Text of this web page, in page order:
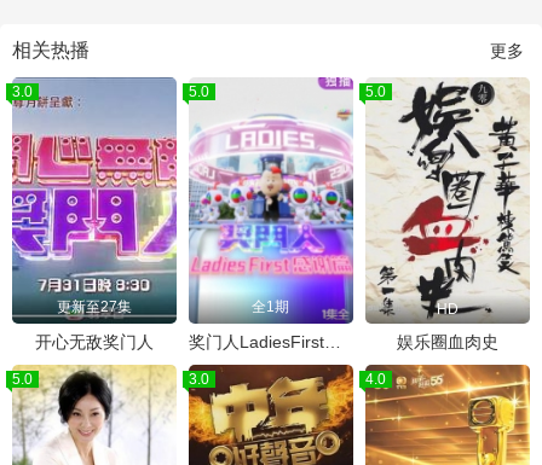
相关热播 更多
3.0
更新至27集
开心无敌奖门人
5.0
全1期
奖门人LadiesFirst感谢篇
5.0
HD
娱乐圈血肉史
5.0 3.0 4.0